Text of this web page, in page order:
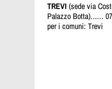
TREVI (sede via
Palazzo Botta)……
per i comuni: Trevi